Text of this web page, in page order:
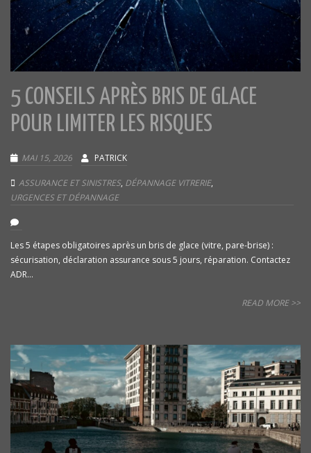
5 CONSEILS APRÈS BRIS DE GLACE
POUR LIMITER LES RISQUES
MAI 15, 2026 PATRICK
ASSURANCE ET SINISTRES, DÉPANNAGE VITRERIE,
URGENCES ET DÉPANNAGE
Les 5 étapes obligatoires après un bris de glace (vitre, pare-brise) :
sécurisation, déclaration assurance sous 5 jours, réparation. Contactez
ADR...
READ MORE >>